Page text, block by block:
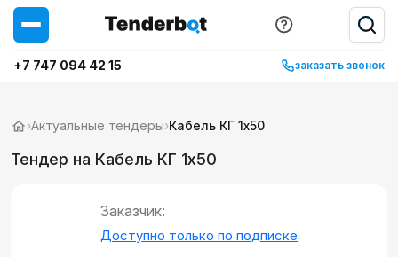
+7 747 094 42 15 заказать звонок
›Актуальные тендеры›Кабель КГ 1х50
Тендер на Кабель КГ 1х50
Заказчик:
Доступно только по подписке